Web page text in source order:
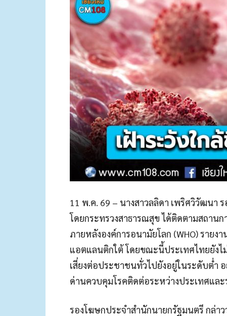
11 พ.ค. 69 – นางสาวลลิดา เพริศวิวัฒนา
โดยกระทรวงสาธารณสุข ได้ติดตามสถาน
ภายหลังองค์การอนามัยโลก (WHO) ราย
แอตแลนติกใต้ โดยขณะนี้ประเทศไทยยังไ
เสี่ยงต่อประชาชนทั่วไปยังอยู่ในระดับต่ำ
ด่านควบคุมโรคติดต่อระหว่างประเทศแล
รองโฆษกประจำสำนักนายกรัฐมนตรี กล่า